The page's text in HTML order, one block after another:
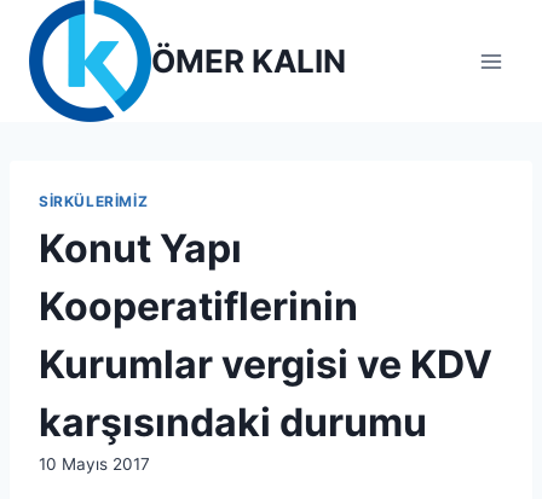
content
ÖMER KALIN
SIRKÜLERIMIZ
Konut Yapı
Kooperatiflerinin
Kurumlar vergisi ve KDV
karşısındaki durumu
By
10 Mayıs 2017